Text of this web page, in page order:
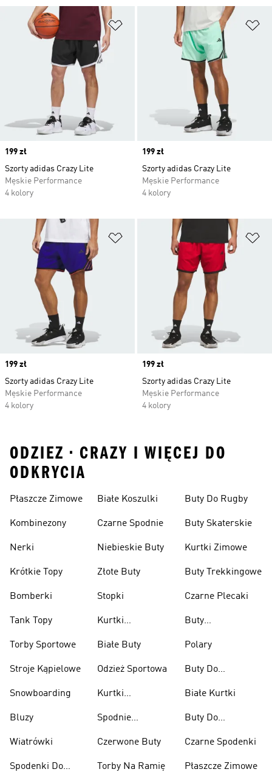
Dodaj do listy życzeń
Price
199 zł
Szorty adidas Crazy Lite
Męskie Performance
4 kolory
Price
199 zł
Szorty adidas Crazy Lite
Męskie Performance
4 kolory
Dodaj do listy życzeń
Price
199 zł
Szorty adidas Crazy Lite
Męskie Performance
4 kolory
Price
199 zł
Szorty adidas Crazy Lite
Męskie Performance
4 kolory
ODZIEZ • CRAZY I WIĘCEJ DO
ODKRYCIA
Płaszcze Zimowe
Kombinezony
Nerki
Krótkie Topy
Bomberki
Tank Topy
Torby Sportowe
Stroje Kąpielowe
Snowboarding
Bluzy
Wiatrówki
Spodenki Do
Białe Koszulki
Czarne Spodnie
Niebieskie Buty
Złote Buty
Stopki
Kurtki
Białe Buty
Odzież Sportowa
Kurtki
Spodnie
Czerwone Buty
Torby Na Ramię
Buty Do Rugby
Buty Skaterskie
Kurtki Zimowe
Buty Trekkingowe
Czarne Plecaki
Buty
Polary
Buty Do
Ciężarów
Białe Kurtki
Buty Do
Czarne Spodenki
Płaszcze Zimowe